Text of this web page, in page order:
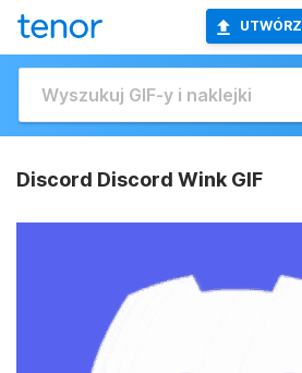
UTWÓRZ
Discord Discord Wink GIF